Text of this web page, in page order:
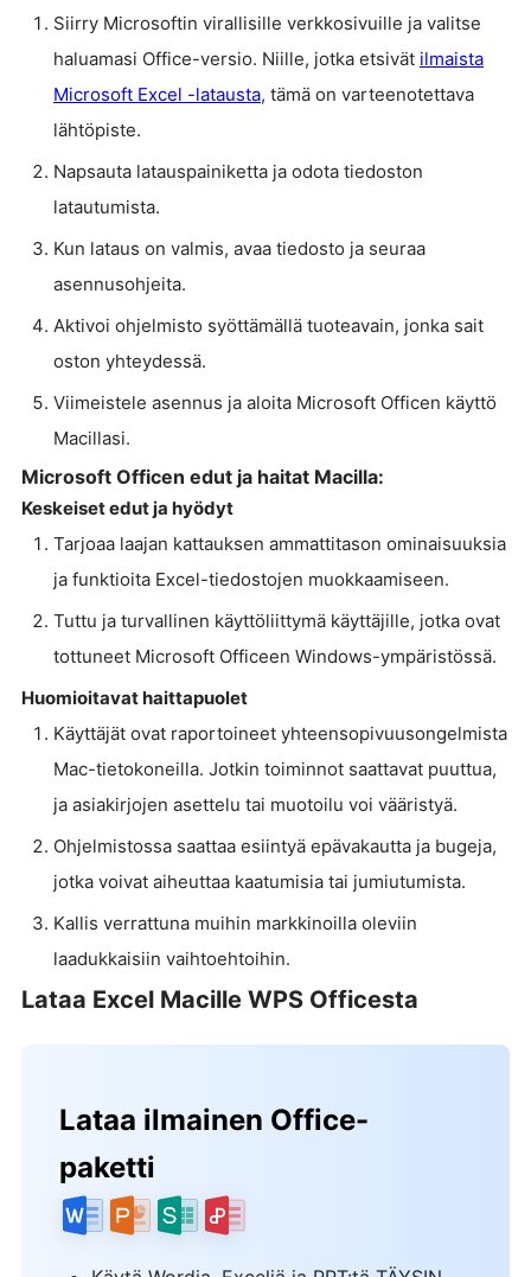
Siirry Microsoftin virallisille verkkosivuille ja valitse
haluamasi Office-versio. Niille, jotka etsivät ilmaista
Microsoft Excel -latausta, tämä on varteenotettava
lähtöpiste.
Napsauta latauspainiketta ja odota tiedoston
latautumista.
Kun lataus on valmis, avaa tiedosto ja seuraa
asennusohjeita.
Aktivoi ohjelmisto syöttämällä tuoteavain, jonka sait
oston yhteydessä.
Viimeistele asennus ja aloita Microsoft Officen käyttö
Macillasi.
Microsoft Officen edut ja haitat Macilla:
Keskeiset edut ja hyödyt
Tarjoaa laajan kattauksen ammattitason ominaisuuksia
ja funktioita Excel-tiedostojen muokkaamiseen.
Tuttu ja turvallinen käyttöliittymä käyttäjille, jotka ovat
tottuneet Microsoft Officeen Windows-ympäristössä.
Huomioitavat haittapuolet
Käyttäjät ovat raportoineet yhteensopivuusongelmista
Mac-tietokoneilla. Jotkin toiminnot saattavat puuttua,
ja asiakirjojen asettelu tai muotoilu voi vääristyä.
Ohjelmistossa saattaa esiintyä epävakautta ja bugeja,
jotka voivat aiheuttaa kaatumisia tai jumiutumista.
Kallis verrattuna muihin markkinoilla oleviin
laadukkaisiin vaihtoehtoihin.
Lataa Excel Macille WPS Officesta
Lataa ilmainen Office-
paketti